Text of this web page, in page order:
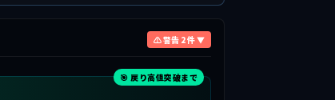
⚠ 警告 2 件 ▼
🎯 戻り高値突破まで